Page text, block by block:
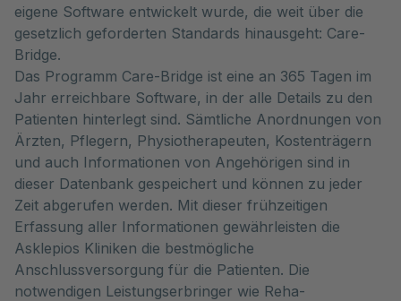
eigene Software entwickelt wurde, die weit über die
gesetzlich geforderten Standards hinausgeht: Care-
Bridge.
Das Programm Care-Bridge ist eine an 365 Tagen im
Jahr erreichbare Software, in der alle Details zu den
Patienten hinterlegt sind. Sämtliche Anordnungen von
Ärzten, Pflegern, Physiotherapeuten, Kostenträgern
und auch Informationen von Angehörigen sind in
dieser Datenbank gespeichert und können zu jeder
Zeit abgerufen werden. Mit dieser frühzeitigen
Erfassung aller Informationen gewährleisten die
Asklepios Kliniken die bestmögliche
Anschlussversorgung für die Patienten. Die
notwendigen Leistungserbringer wie Reha-